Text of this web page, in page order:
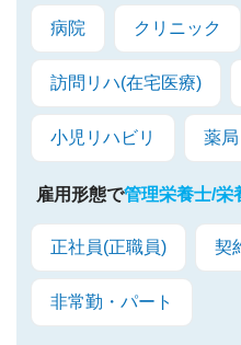
病院 クリニック
訪問リハ(在宅医療)
小児リハビリ 薬
雇用形態で管理栄養士/栄
正社員(正職員) 契
非常勤・パート